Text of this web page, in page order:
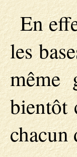
En
les
même
bientôt
chacun